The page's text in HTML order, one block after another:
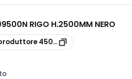
RIGO H.2500MM NERO
450-1409500N